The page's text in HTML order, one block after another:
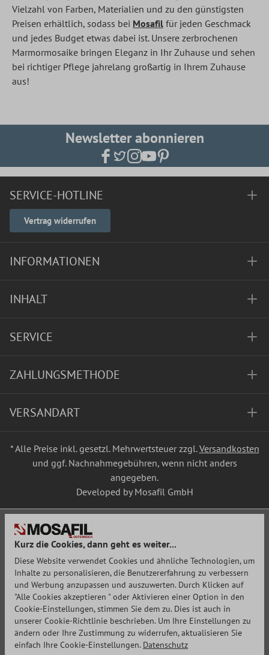
Vielzahl von Farben, Materialien und zu den günstigsten
Preisen erhältlich, sodass bei Mosafil für jeden Geschmack
und jedes Budget etwas dabei ist. Unsere zerbrochenen
Marmormosaike bringen Eleganz in Ihr Zuhause und sehen
bei richtiger Pflege jahrelang großartig in Ihrem Zuhause
aus!
Newsletter abonnieren
SERVICE-HOTLINE
Vertrag widerrufen
INFORMATIONEN
INHALT
SERVICE
ZAHLUNGSMETHODE
VERSANDART
* Alle Preise inkl. gesetzl. Mehrwertsteuer zzgl.Versandkosten
und ggf. Nachnahmegebühren, wenn nicht anders
angegeben.
Developed by Mosafil GmbH
Kurz die Cookies, dann geht es weiter...
Diese Website verwendet Cookies und ähnliche Technologien, um
Inhalte zu personalisieren, die Benutzererfahrung zu verbessern
und Werbung anzupassen und auszuwerten. Durch Klicken auf
"Alle Cookies akzeptieren " oder Aktivieren einer Option in den
Cookie-Einstellungen, stimmen Sie dem zu. Dies ist auch in
unserer Cookie-Richtlinie beschrieben. Um Ihre Einstellungen zu
ändern oder Ihre Zustimmung zu widerrufen, aktualisieren Sie
einfach Ihre Cookie-Einstellungen. Datenschutz